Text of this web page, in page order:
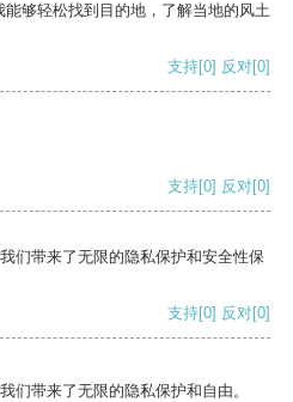
够轻松找到目的地，了解当地的风土
支持[0] 反对[0]
支持[0] 反对[0]
们带来了无限的隐私保护和安全性保
支持[0] 反对[0]
们带来了无限的隐私保护和自由。